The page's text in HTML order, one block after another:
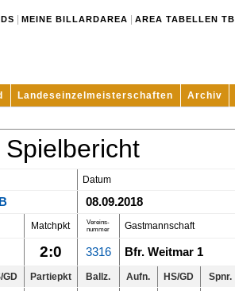
MEINE BILLARDAREA AREA TABELLEN TB
Landeseinzelmeisterschaften Archiv
Spielbericht
Datum
08.09.2018
Matchpkt
Vereins-
nummer
Gastmannschaft
2:0 3316 Bfr. Weitmar 1
GD Partiepkt Ballz. Aufn. HS/GD Spnr.